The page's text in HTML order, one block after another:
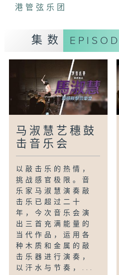
圣桑(谭盾及文图拉
谭盾/《狼图腾》：第
谭盾/《卧虎藏龙》马
及第三乐章
谭盾/《帕萨卡利亚：
拉威尔/《波莱罗》
柴可夫斯基/《1812
港管弦乐团
集数
马淑慧艺穗鼓
击音乐会
以敲击乐的热情，
挑战感官极限。音
乐家马淑慧演奏敲
击乐已超过二十
年，今次音乐会演
出三首充满能量的
当代作品，运用各
种木质和金属的敲
击乐器进行演奏，
以汗水与节奏，...